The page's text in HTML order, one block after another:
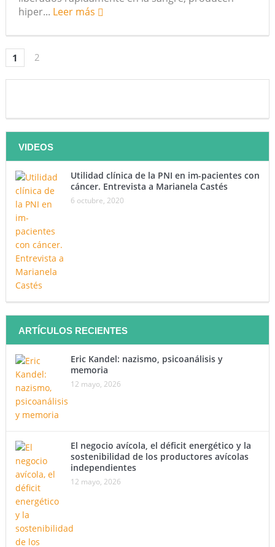
hiper... Leer más
1 2
VIDEOS
Utilidad clínica de la PNI en im-pacientes con
cáncer. Entrevista a Marianela Castés
6 octubre, 2020
ARTÍCULOS RECIENTES
Eric Kandel: nazismo, psicoanálisis y
memoria
12 mayo, 2026
El negocio avícola, el déficit energético y la
sostenibilidad de los productores avícolas
independientes
12 mayo, 2026